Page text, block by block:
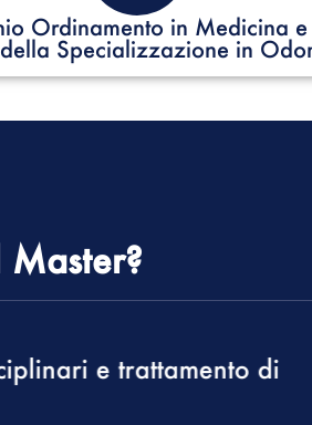
Ordinamento in Medicina
della Specializzazione in
e trattamento di